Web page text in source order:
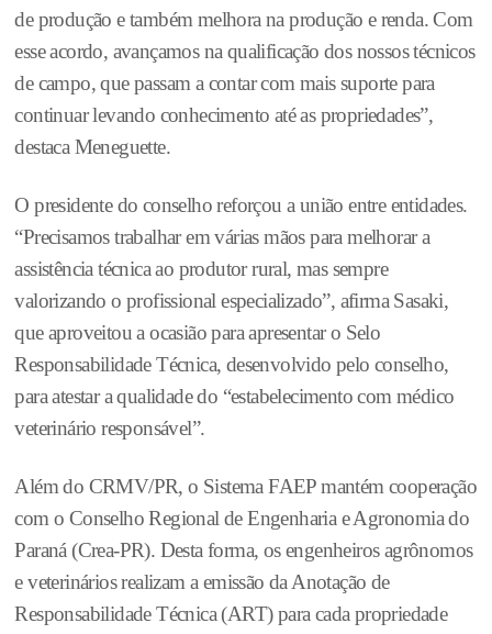
de produção e também melhora na produção e renda. Com
esse acordo, avançamos na qualificação dos nossos técnicos
de campo, que passam a contar com mais suporte para
continuar levando conhecimento até as propriedades”,
destaca Meneguette.
O presidente do conselho reforçou a união entre entidades.
“Precisamos trabalhar em várias mãos para melhorar a
assistência técnica ao produtor rural, mas sempre
valorizando o profissional especializado”, afirma Sasaki,
que aproveitou a ocasião para apresentar o Selo
Responsabilidade Técnica, desenvolvido pelo conselho,
para atestar a qualidade do “estabelecimento com médico
veterinário responsável”.
Além do CRMV/PR, o Sistema FAEP mantém cooperação
com o Conselho Regional de Engenharia e Agronomia do
Paraná (Crea-PR). Desta forma, os engenheiros agrônomos
e veterinários realizam a emissão da Anotação de
Responsabilidade Técnica (ART) para cada propriedade